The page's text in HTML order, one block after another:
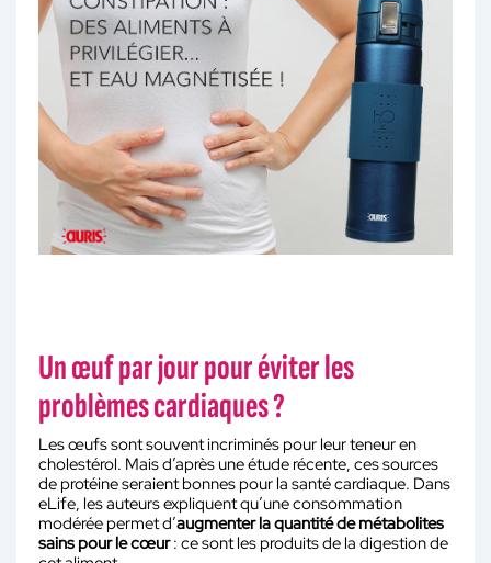
Un œuf par jour pour éviter les
problèmes cardiaques ?
Les œufs sont souvent incriminés pour leur teneur en
cholestérol. Mais d’après une étude récente, ces sources
de protéine seraient bonnes pour la santé cardiaque. Dans
eLife, les auteurs expliquent qu’une consommation
modérée permet d’augmenter la quantité de métabolites
sains pour le cœur: ce sont les produits de la digestion de